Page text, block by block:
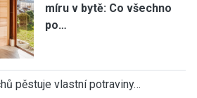
míru v bytě: Co všechno
po…
pěstuje vlastní potraviny…